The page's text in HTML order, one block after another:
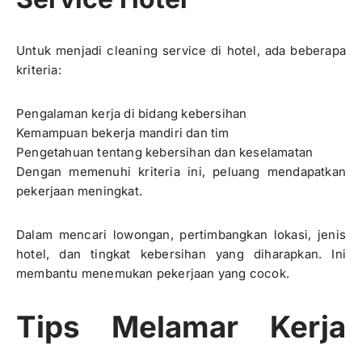
Untuk menjadi cleaning service di hotel, ada beberapa
kriteria:
Pengalaman kerja di bidang kebersihan
Kemampuan bekerja mandiri dan tim
Pengetahuan tentang kebersihan dan keselamatan
Dengan memenuhi kriteria ini, peluang mendapatkan
pekerjaan meningkat.
Dalam mencari lowongan, pertimbangkan lokasi, jenis
hotel, dan tingkat kebersihan yang diharapkan. Ini
membantu menemukan pekerjaan yang cocok.
Tips Melamar Kerja